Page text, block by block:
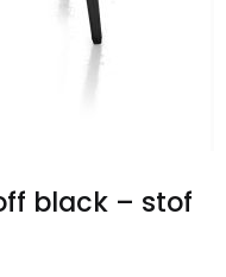
black – stof